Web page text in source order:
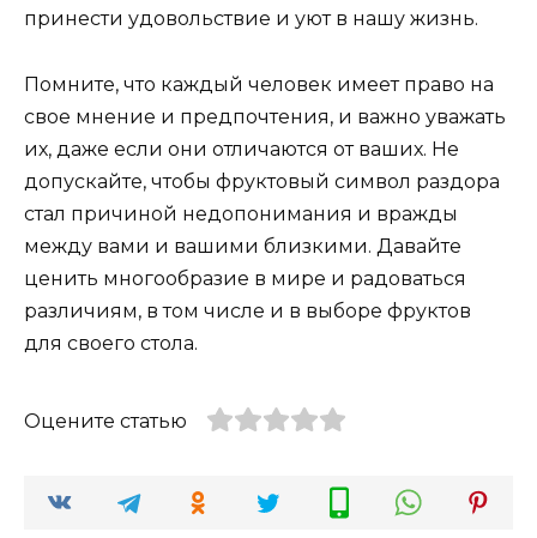
принести удовольствие и уют в нашу жизнь.
Помните, что каждый человек имеет право на
свое мнение и предпочтения, и важно уважать
их, даже если они отличаются от ваших. Не
допускайте, чтобы фруктовый символ раздора
стал причиной недопонимания и вражды
между вами и вашими близкими. Давайте
ценить многообразие в мире и радоваться
различиям, в том числе и в выборе фруктов
для своего стола.
Оцените статью